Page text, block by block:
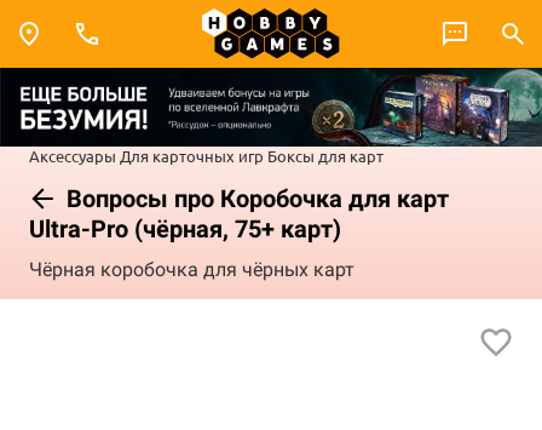
Аксессуары Для карточных игр Боксы для карт
Вопросы про Коробочка для карт
Ultra-Pro (чёрная, 75+ карт)
Чёрная коробочка для чёрных карт